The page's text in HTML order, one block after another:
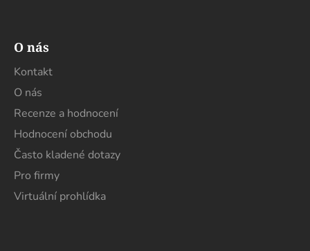
O nás
Kontakt
O nás
Recenze a hodnocení
Hodnocení obchodu
Často kladené dotazy
Pro firmy
Virtuální prohlídka